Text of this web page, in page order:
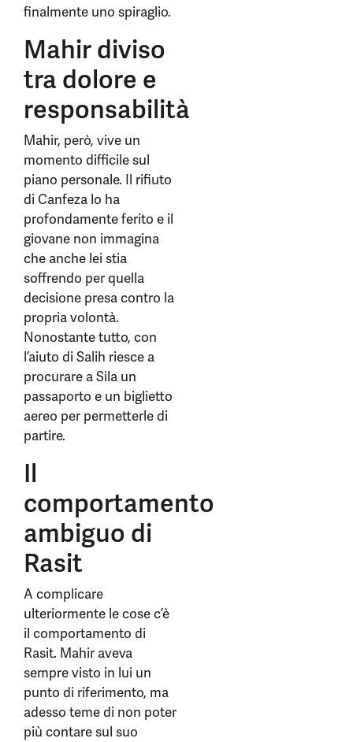
finalmente uno spiraglio.
Mahir diviso
tra dolore e
responsabilità
Mahir, però, vive un
momento difficile sul
piano personale. Il rifiuto
di Canfeza lo ha
profondamente ferito e il
giovane non immagina
che anche lei stia
soffrendo per quella
decisione presa contro la
propria volontà.
Nonostante tutto, con
l’aiuto di Salih riesce a
procurare a Sila un
passaporto e un biglietto
aereo per permetterle di
partire.
Il
comportamento
ambiguo di
Rasit
A complicare
ulteriormente le cose c’è
il comportamento di
Rasit. Mahir aveva
sempre visto in lui un
punto di riferimento, ma
adesso teme di non poter
più contare sul suo